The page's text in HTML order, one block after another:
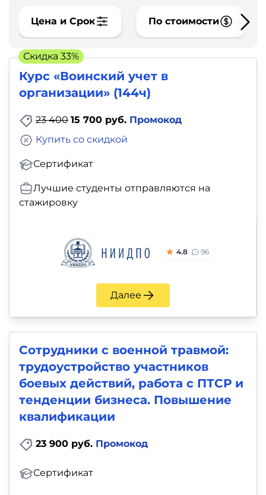
Цена и Срок По стоимости
Курс «Воинский учет в
организации» (144ч)
23 400 15 700 руб. Промокод
Сертификат
Купить со скидкой
Лучшие студенты отправляются на
стажировку
4.8 96
Далее
Скидка 33%
Сотрудники с военной травмой:
трудоустройство участников
боевых действий, работа с ПТСР и
тенденции бизнеса. Повышение
квалификации
23 900 руб. Промокод
Сертификат
Видео,
фото,
аудио
Маркетинг
Иностранный
язык
Для
детей
здоровье,
фитнес
Психология
саморазвитие
Прочее
Репетиторы
Тесты
профориентацию